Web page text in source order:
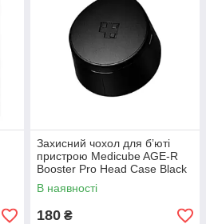
Захисний чохол для бʼюті
пристрою Medicube AGE-R
Booster Pro Head Case Black
повнорозмірний
В наявності
180 ₴